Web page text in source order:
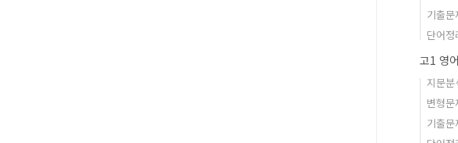
기출문
단어정
고1 영어
지문분
변형문
기출문